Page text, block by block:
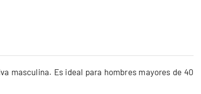
masculina. Es ideal para hombres mayores de 40